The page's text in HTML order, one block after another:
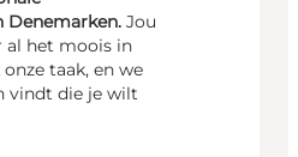
Denemarken. Jou
al het moois in
taak, en we
vindt die je wilt